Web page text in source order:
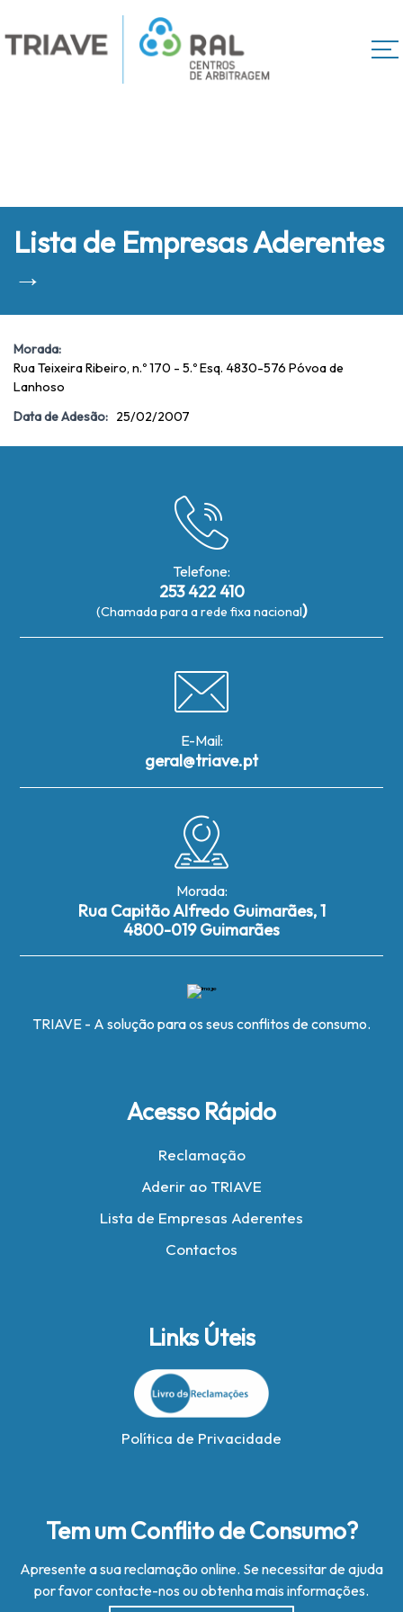
Lista de Empresas Aderentes
→
Morada:
Rua Teixeira Ribeiro, n.º 170 - 5.º Esq. 4830-576 Póvoa de
Lanhoso
Data de Adesão: 25/02/2007
Telefone:
253 422 410
(Chamada para a rede fixa nacional)
E-Mail:
geral@triave.pt
Morada:
Rua Capitão Alfredo Guimarães, 1
4800-019 Guimarães
TRIAVE - A solução para os seus conflitos de consumo.
Acesso Rápido
Reclamação
Aderir ao TRIAVE
Lista de Empresas Aderentes
Contactos
Links Úteis
Política de Privacidade
Tem um Conflito de Consumo?
Apresente a sua reclamação online. Se necessitar de ajuda
por favor contacte-nos ou obtenha mais informações.